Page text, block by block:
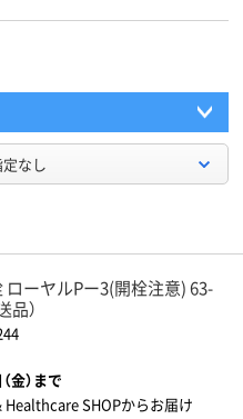
定なし
ローヤルPー3(開栓注意) 63-
品）
金）まで
Healthcare SHOPからお届け